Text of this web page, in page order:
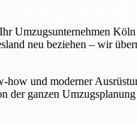
Umzugsunternehmen
neu beziehen – wir
und moderner
ganzen